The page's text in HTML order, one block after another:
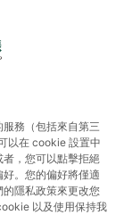
務（包括來自第三
以在 cookie 設置中
，您可以點擊拒絕
。您的偏好將僅適
隱私政策來更改您
以及使用保持我